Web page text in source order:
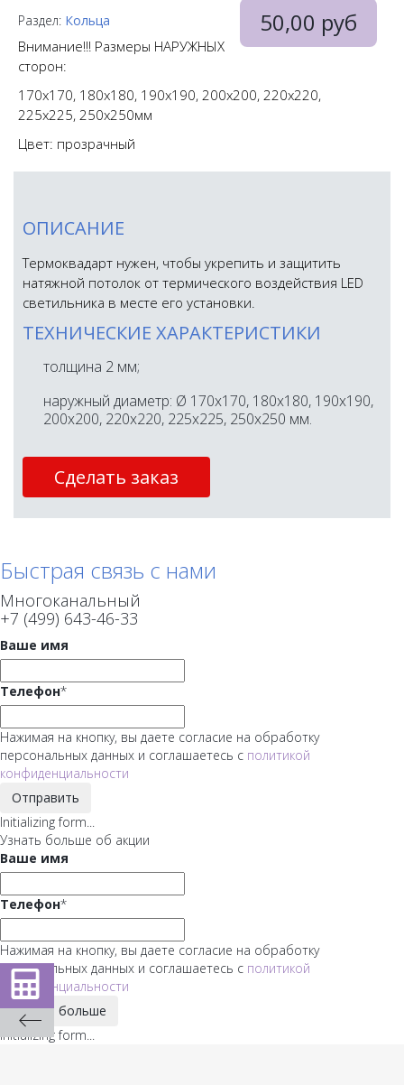
50,00 руб
Раздел: Кольца
Внимание!!! Размеры НАРУЖНЫХ
сторон:
170x170, 180x180, 190x190, 200x200, 220х220,
225х225, 250х250мм
Цвет: прозрачный
ОПИСАНИЕ
Термоквадарт нужен, чтобы укрепить и защитить
натяжной потолок от термического воздействия LED
светильника в месте его установки.
ТЕХНИЧЕСКИЕ ХАРАКТЕРИСТИКИ
толщина 2 мм;
наружный диаметр: Ø 170x170, 180x180, 190x190,
200x200, 220х220, 225х225, 250х250 мм.
Сделать заказ
Быстрая связь с нами
Многоканальный
+7 (499) 643-46-33
Ваше имя
Телефон*
Нажимая на кнопку, вы даете согласие на обработку
персональных данных и соглашаетесь с политикой
конфиденциальности
Отправить
Initializing form...
Узнать больше об акции
Ваше имя
Телефон*
Нажимая на кнопку, вы даете согласие на обработку
персональных данных и соглашаетесь с политикой
конфиденциальности
Узнать больше
Initializing form...